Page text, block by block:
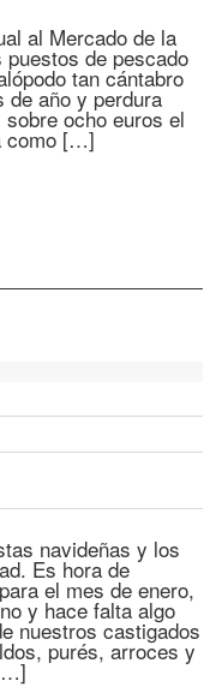
al Mercado de la
de pescado
tan cántabro
de año y perdura
ocho euros el
como […]
navideñas y los
Es hora de
el mes de enero,
y hace falta algo
nuestros castigados
purés, arroces y